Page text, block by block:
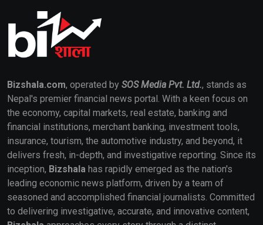
Bizshala.com, operated by SOS Media Pvt. Ltd., stands as
Nepal's premier financial news portal. With a keen focus on
the economy, capital markets, real estate, banking and
financial institutions, merchant banking, investment tools,
insurance, tourism, the automotive industry, and beyond, it
delivers fresh, in-depth, and investigative reporting. Since its
inception, Bizshala has rapidly emerged as the nation's
leading economic news platform, driven by a team of
seasoned and accomplished financial journalists. Committed
to delivering investigative, accurate, and innovative content,